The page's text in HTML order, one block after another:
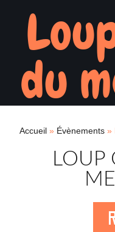
du
Accueil » Évènements »
LOUP